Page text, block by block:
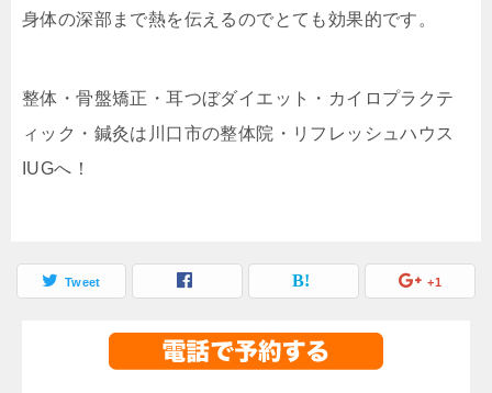
身体の深部まで熱を伝えるのでとても効果的です。
整体・骨盤矯正・耳つぼダイエット・カイロプラクテ
ィック・鍼灸は川口市の整体院・リフレッシュハウス
IUGへ！
Tweet +1